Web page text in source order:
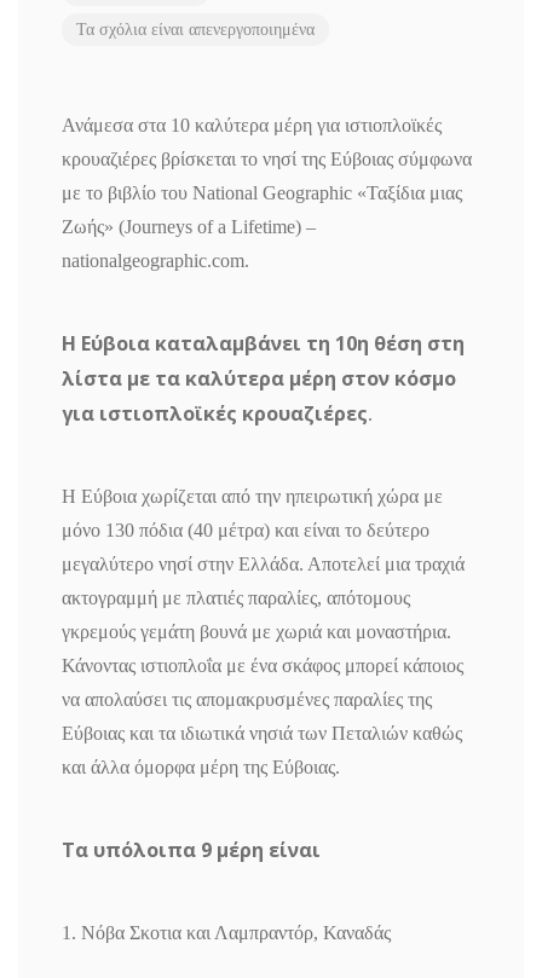
Τα σχόλια είναι απενεργοποιημένα
Ανάμεσα στα 10 καλύτερα μέρη για ιστιοπλοϊκές
κρουαζιέρες βρίσκεται το νησί της Εύβοιας σύμφωνα
με το βιβλίο του National Geographic «Ταξίδια μιας
Ζωής» (Journeys of a Lifetime) –
nationalgeographic.com.
Η Εύβοια καταλαμβάνει τη 10η θέση στη
λίστα με τα καλύτερα μέρη στον κόσμο
για ιστιοπλοϊκές κρουαζιέρες.
Η Εύβοια χωρίζεται από την ηπειρωτική χώρα με
μόνο 130 πόδια (40 μέτρα) και είναι το δεύτερο
μεγαλύτερο νησί στην Ελλάδα. Αποτελεί μια τραχιά
ακτογραμμή με πλατιές παραλίες, απότομους
γκρεμούς γεμάτη βουνά με χωριά και μοναστήρια.
Κάνοντας ιστιοπλοΐα με ένα σκάφος μπορεί κάποιος
να απολαύσει τις απομακρυσμένες παραλίες της
Εύβοιας και τα ιδιωτικά νησιά των Πεταλιών καθώς
και άλλα όμορφα μέρη της Εύβοιας.
Τα υπόλοιπα 9 μέρη είναι
1. Νόβα Σκοτια και Λαμπραντόρ, Καναδάς